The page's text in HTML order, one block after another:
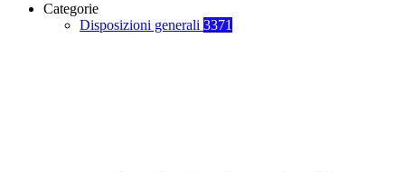
Categorie
Disposizioni generali 3371